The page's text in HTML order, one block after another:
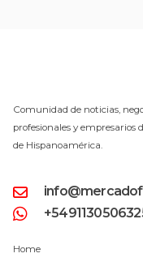
Comunidad de noticias,
profesionales y empresarios
de Hispanoamérica.
Home